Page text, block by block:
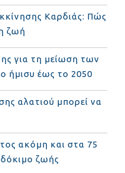
Καρδιάς: Πώς
ζωή
για τη μείωση των
ήμισυ έως το 2050
αλατιού μπορεί να
ακόμη και στα 75
ζωής